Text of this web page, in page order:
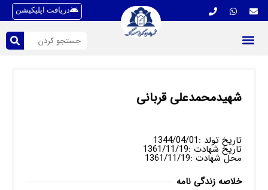
دریافت اپلیکیشن
شهیدمحمدعلی قربانی
تاریخ تولد :1344/04/01
تاریخ شهادت :1361/11/19
محل شهادت :1361/11/19
خلاصه زندگی نامه